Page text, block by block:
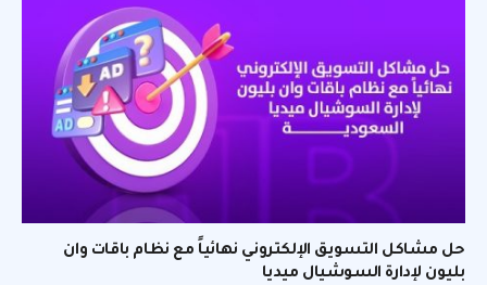
حل مشاكل التسويق الإلكتروني نهائياً مع نظام باقات وان
بليون لإدارة السوشيال ميديا